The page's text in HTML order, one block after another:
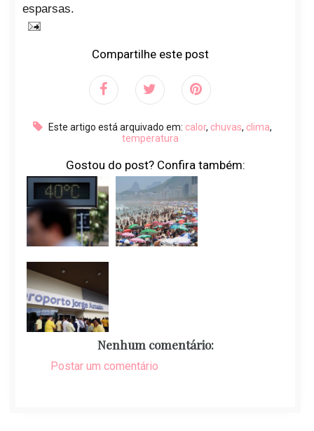
esparsas.
Compartilhe este post
Este artigo está arquivado em: calor, chuvas, clima,
temperatura
Gostou do post? Confira também:
Nenhum comentário:
Postar um comentário